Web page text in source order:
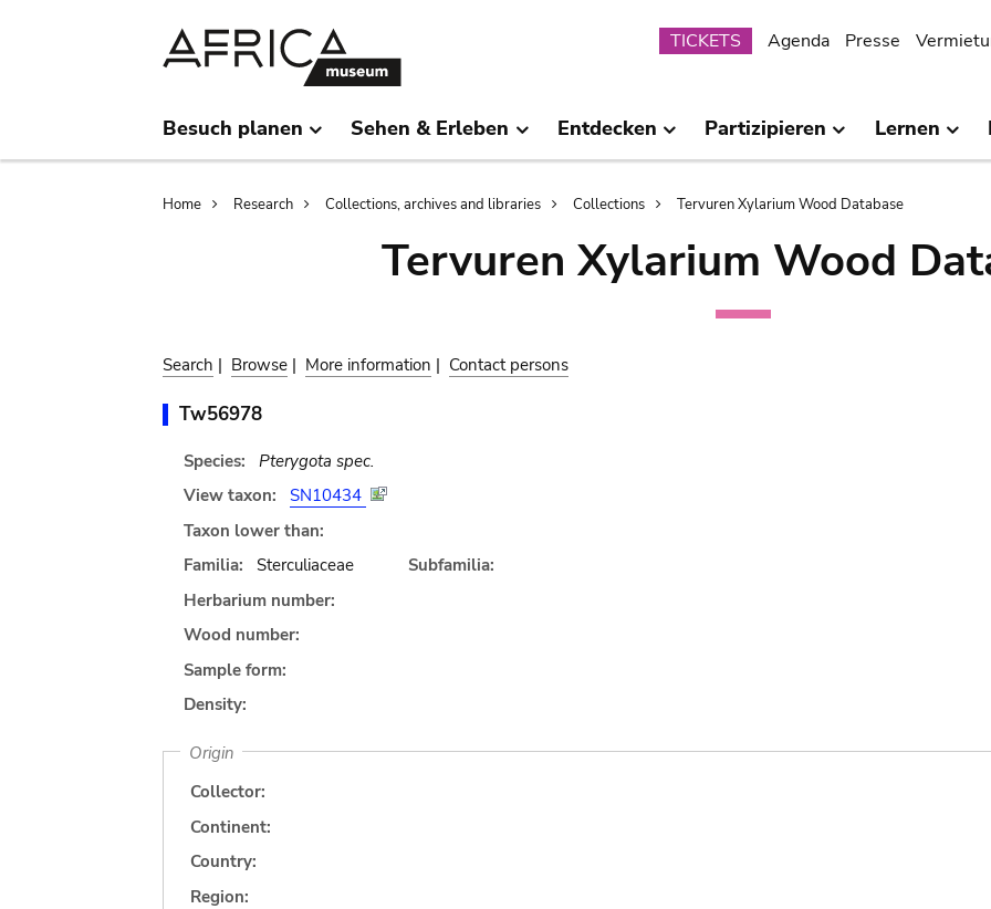
Submenu
TICKETS Agenda Presse
Besuch planen Sehen & Erleben Entdecken Partizipieren Lernen
Breadcrumb
Home Research Collections, archives and libraries Collections Tervuren Xylarium Wood Database
Tervuren Xylarium Wood
Search | Browse | More information | Contact persons
Tw56978
Species:
Pterygota spec.
View taxon:
SN10434
Taxon lower than:
Familia:
Sterculiaceae
Subfamilia:
Herbarium number:
Wood number:
Sample form:
Density:
Origin
Collector:
Continent:
Country:
Region: